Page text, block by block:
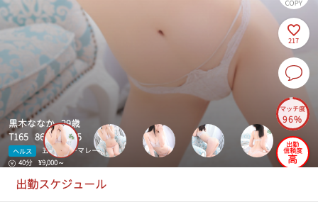
黒木ななか 29歳
T165 86(C)-56-85
ヘルス
五反田マーマレード
40分
¥9,000～
217
マッチ度
96%
出勤
信頼度
高
出勤スケジュール